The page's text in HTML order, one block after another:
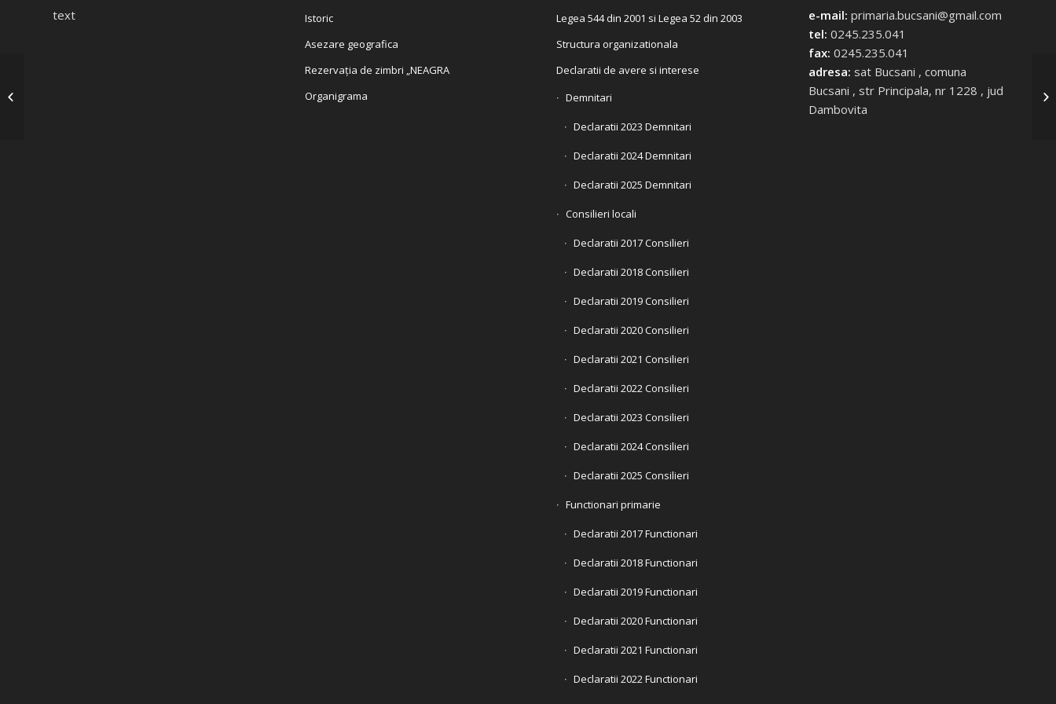
text
Istoric
Asezare geografica
Rezervația de zimbri „NEAGRA
Organigrama
Legea 544 din 2001 si Legea 52 din 2003
Structura organizationala
Declaratii de avere si interese
Demnitari
Declaratii 2023 Demnitari
Declaratii 2024 Demnitari
Declaratii 2025 Demnitari
Consilieri locali
Declaratii 2017 Consilieri
Declaratii 2018 Consilieri
Declaratii 2019 Consilieri
Declaratii 2020 Consilieri
Declaratii 2021 Consilieri
Declaratii 2022 Consilieri
Declaratii 2023 Consilieri
Declaratii 2024 Consilieri
Declaratii 2025 Consilieri
Functionari primarie
Declaratii 2017 Functionari
Declaratii 2018 Functionari
Declaratii 2019 Functionari
Declaratii 2020 Functionari
Declaratii 2021 Functionari
Declaratii 2022 Functionari
e-mail: primaria.bucsani@gmail.com
tel: 0245.235.041
fax: 0245.235.041
adresa: sat Bucsani , comuna
Bucsani , str Principala, nr 1228 , jud
Dambovita